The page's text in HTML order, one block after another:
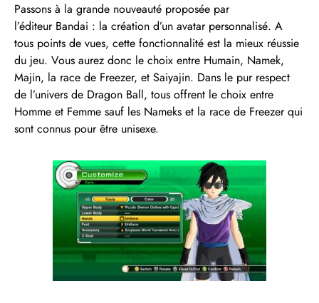
Passons à la grande nouveauté proposée par
l’éditeur Bandai : la création d’un avatar personnalisé. A
tous points de vues, cette fonctionnalité est la mieux réussie
du jeu. Vous aurez donc le choix entre Humain, Namek,
Majin, la race de Freezer, et Saiyajin. Dans le pur respect
de l’univers de Dragon Ball, tous offrent le choix entre
Homme et Femme sauf les Nameks et la race de Freezer qui
sont connus pour être unisexe.